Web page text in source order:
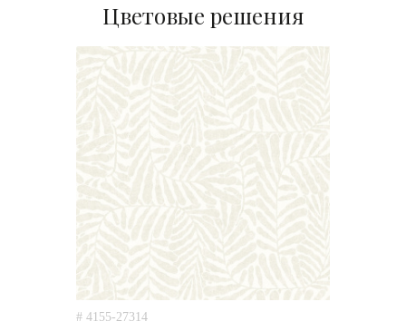
Цветовые решения
# 4155-27314